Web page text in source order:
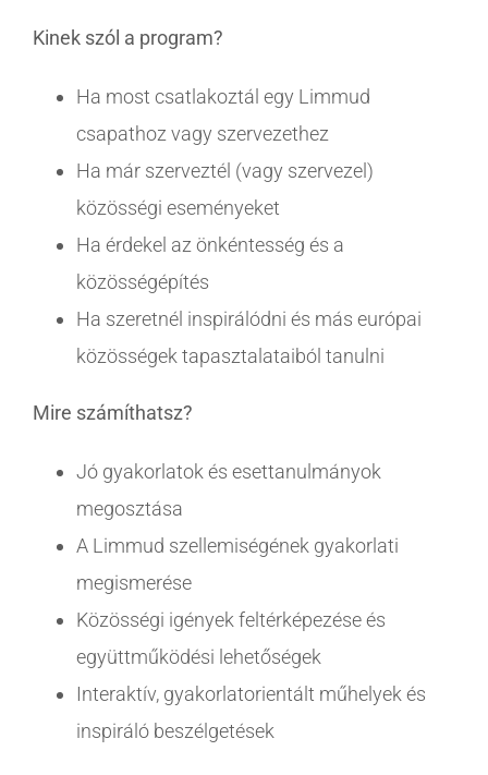
Kinek szól a program?
Ha most csatlakoztál egy Limmud
csapathoz vagy szervezethez
Ha már szerveztél (vagy szervezel)
közösségi eseményeket
Ha érdekel az önkéntesség és a
közösségépítés
Ha szeretnél inspirálódni és más európai
közösségek tapasztalataiból tanulni
Mire számíthatsz?
Jó gyakorlatok és esettanulmányok
megosztása
A Limmud szellemiségének gyakorlati
megismerése
Közösségi igények feltérképezése és
együttműködési lehetőségek
Interaktív, gyakorlatorientált műhelyek és
inspiráló beszélgetések